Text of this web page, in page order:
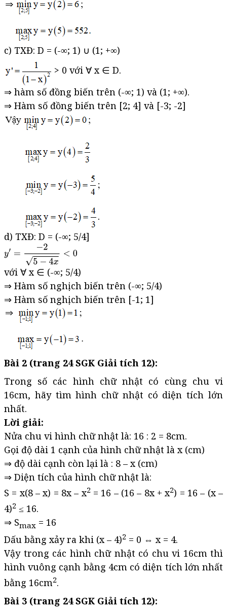
c) TXĐ: D = (-∞; 1) ∪ (1; +∞)
> 0 với ∀ x ∈ D.
⇒ hàm số đồng biến trên (-∞; 1) và (1; +∞).
⇒ Hàm số đồng biến trên [2; 4] và [-3; -2]
d) TXĐ: D = (-∞; 5/4]
với ∀ x ∈ (-∞; 5/4)
⇒ Hàm số nghịch biến trên (-∞; 5/4)
⇒ Hàm số nghịch biến trên [-1; 1]
Bài 2 (trang 24 SGK Giải tích 12):
Trong số các hình chữ nhật có cùng chu vi
16cm, hãy tìm hình chữ nhật có diện tích lớn
nhất.
Lời giải:
Nửa chu vi hình chữ nhật là: 16 : 2 = 8cm.
Gọi độ dài 1 cạnh của hình chữ nhật là x (cm)
⇒ độ dài cạnh còn lại là : 8 – x (cm)
⇒ Diện tích của hình chữ nhật là:
S = x(8 – x) = 8x – x2= 16 – (16 – 8x + x2) = 16 – (x –
4)2 ≤ 16.
⇒ Smax = 16
Dấu bằng xảy ra khi (x – 4)2 = 0 ⇔ x = 4.
Vậy trong các hình chữ nhật có chu vi 16cm thì
hình vuông cạnh bằng 4cm có diện tích lớn nhất
bằng 16cm2.
Bài 3 (trang 24 SGK Giải tích 12):